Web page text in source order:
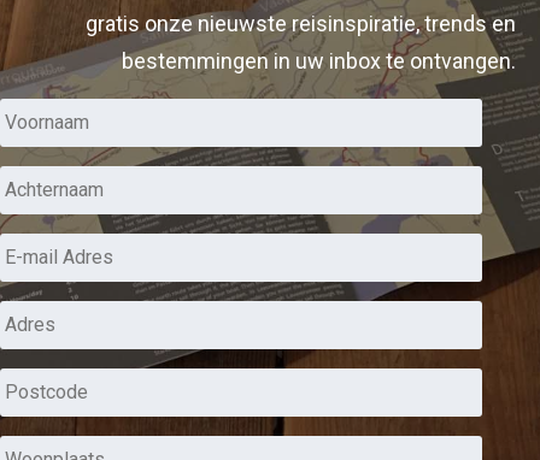
gratis onze nieuwste reisinspiratie, trends en
bestemmingen in uw inbox te ontvangen.
Voornaam:
Achternaam:
E-
mail
Adres
Adres
Postcode
Woonplaats